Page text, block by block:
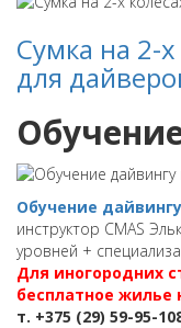
Сумка на 2-
для
Обучение дайвингу
инструктор CMAS
уровней +
Для иногородних
бесплатное жилье
т. +375 (29) 59-95-